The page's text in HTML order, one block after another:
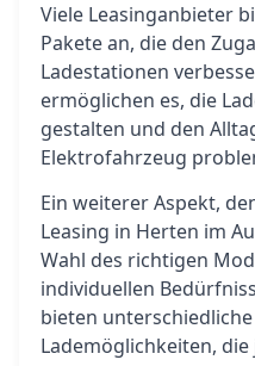
Viele Leasinganbieter
Pakete an, die den
Ladestationen
ermöglichen es, die
gestalten und den
Elektrofahrzeug
Ein weiterer Aspekt,
Leasing in Herten im
Wahl des richtigen
individuellen
bieten
Lademöglichkeiten,